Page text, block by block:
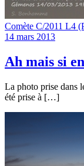
Comète C/2011 L4
14 mars 2013
Ah mais si
La photo prise dans
été prise à […]